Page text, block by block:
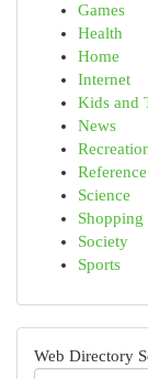
Games
Health
Home
Internet
Kids and
News
Reference
Science
Shopping
Society
Sports
Web Directory